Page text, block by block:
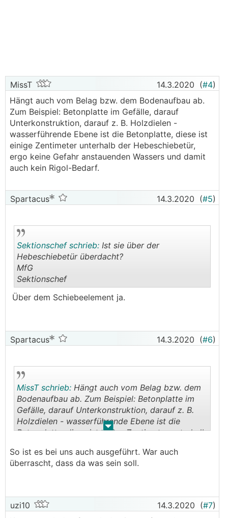
MissT 14.3.2020 (#4)
Hängt auch vom Belag bzw. dem Bodenaufbau ab.
Zum Beispiel: Betonplatte im Gefälle, darauf
Unterkonstruktion, darauf z. B. Holzdielen -
wasserführende Ebene ist die Betonplatte, diese ist
einige Zentimeter unterhalb der Hebeschiebetür,
ergo keine Gefahr anstauenden Wassers und damit
auch kein Rigol-Bedarf.
Spartacus 14.3.2020 (#5)
..
Sektionschef schrieb: Ist sie über der
Hebeschiebetür überdacht?
MfG
Sektionschef
Über dem Schiebeelement ja.
Spartacus 14.3.2020 (#6)
. .
MissT schrieb: Hängt auch vom Belag bzw. dem
Bodenaufbau ab. Zum Beispiel: Betonplatte im
Gefälle, darauf Unterkonstruktion, darauf z. B.
Holzdielen - wasserführende Ebene ist die
Betonplatte, diese ist einige Zentimeter unterhalb
anstauenden Wassers und damit auch kein Rigol-
Bedarf.
So ist es bei uns auch ausgeführt. War auch
überrascht, dass da was sein soll.
uzi10 14.3.2020 (#7)